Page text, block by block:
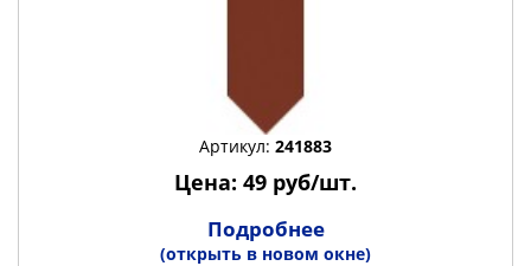
Артикул: 241883
Цена: 49 руб/шт.
Подробнее
(открыть в новом окне)